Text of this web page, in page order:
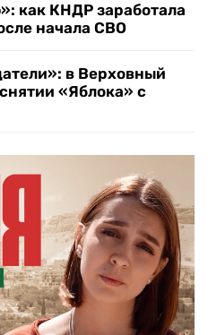
как КНДР заработала
начала СВО
в Верховный
«Яблока» с